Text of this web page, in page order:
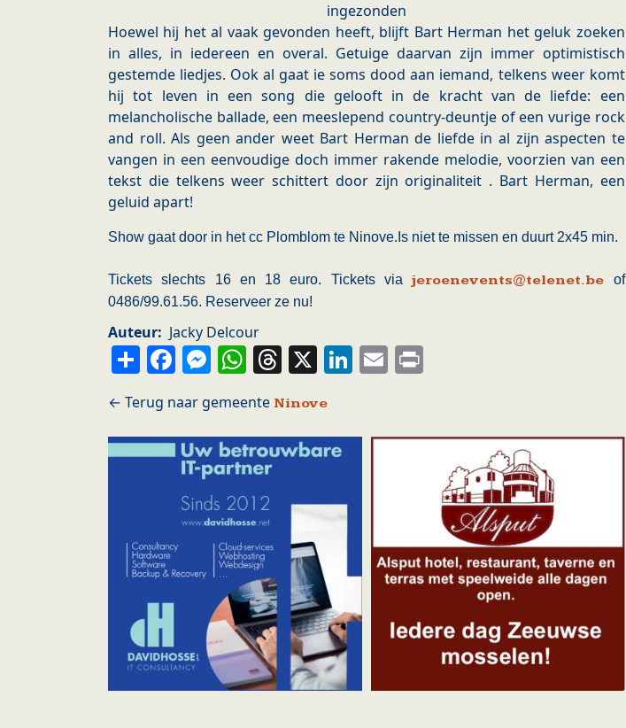
ingezonden
Hoewel hij het al vaak gevonden heeft, blijft Bart Herman het geluk zoeken
in alles, in iedereen en overal. Getuige daarvan zijn immer optimistisch
gestemde liedjes. Ook al gaat ie soms dood aan iemand, telkens weer komt
hij tot leven in een song die gelooft in de kracht van de liefde: een
melancholische ballade, een meeslepend country-deuntje of een vurige rock
and roll. Als geen ander weet Bart Herman de liefde in al zijn aspecten te
vangen in een eenvoudige doch immer rakende melodie, voorzien van een
tekst die telkens weer schittert door zijn originaliteit . Bart Herman, een
geluid apart!
Show gaat door in het cc Plomblom te Ninove.Is niet te missen en duurt 2x45 min.
Tickets slechts 16 en 18 euro. Tickets viajeroenevents@telenet.be of
0486/99.61.56. Reserveer ze nu!
Auteur Jacky Delcour
ShareFacebook
Messenger
WhatsApp
Threads
X LinkedIn
Email
Ninove